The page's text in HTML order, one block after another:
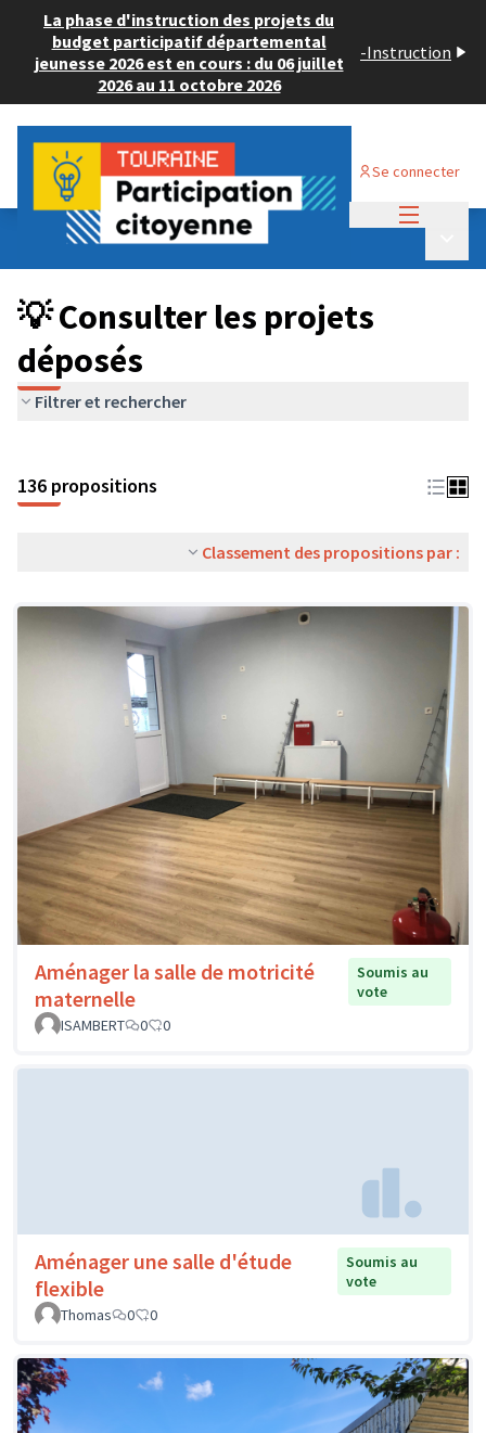
La phase d'instruction des projets du
budget participatif départemental
jeunesse 2026 est en cours : du 06 juillet
2026 au 11 octobre 2026
-Instruction
Se connecter
Budget Participatif JEUNESSE 2024
💡 Consulter les projets déposés
💡 Consulter les projets
déposés
Filtrer et rechercher
136 propositions
Classement des propositions par :
Aménager la salle de motricité
maternelle
Soumis au
vote
ISAMBERT
0 0
Aménager une salle d'étude
flexible
Soumis au
vote
Thomas
0 0